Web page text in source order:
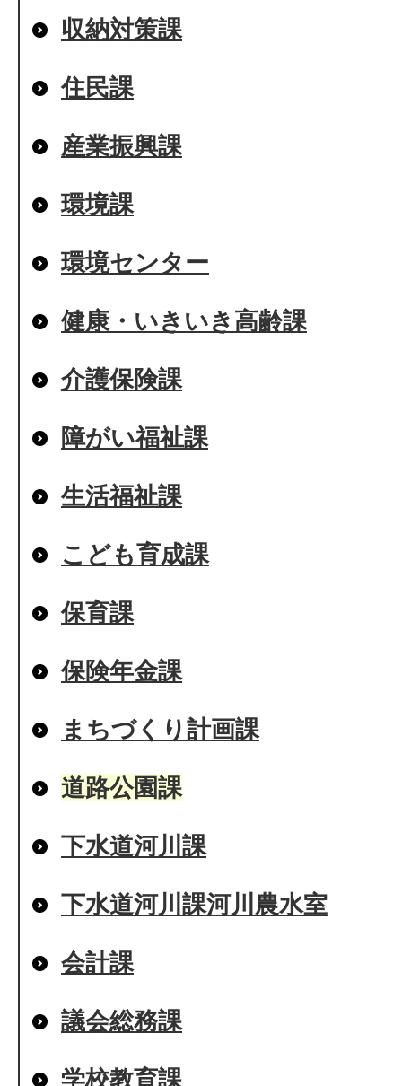
収納対策課
住民課
産業振興課
環境課
環境センター
健康・いきいき高齢課
介護保険課
障がい福祉課
生活福祉課
こども育成課
保育課
保険年金課
まちづくり計画課
道路公園課
下水道河川課
下水道河川課河川農水室
会計課
議会総務課
学校教育課